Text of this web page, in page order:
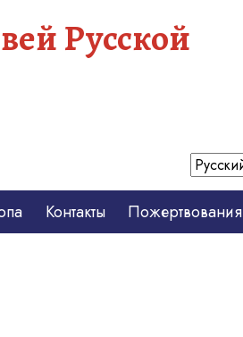
Русской
Контакты Пожертвования